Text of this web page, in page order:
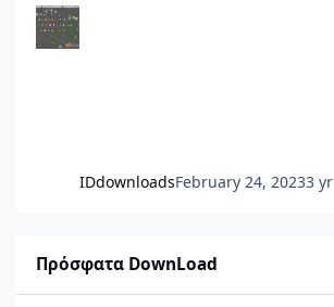
IDdownloadsFebruary 24, 20233 yr
Πρόσφατα DownLoad